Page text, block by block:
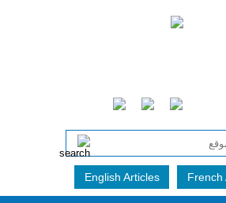
English Articles French